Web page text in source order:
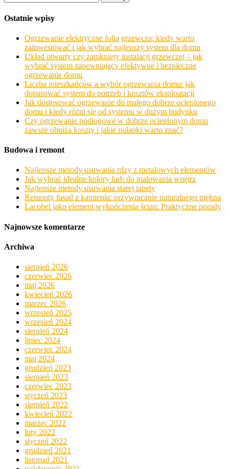
Ostatnie wpisy
Ogrzewanie elektryczne folią grzewczą: kiedy warto
zainwestować i jak wybrać najlepszy system dla domu
Układ otwarty czy zamknięty instalacji grzewczej – jak
wybrać system zapewniający efektywne i bezpieczne
ogrzewanie domu
Liczba mieszkańców a wybór ogrzewania domu: jak
dopasować system do potrzeb i kosztów eksploatacji
Jak dostosować ogrzewanie do małego dobrze ocieplonego
domu i kiedy różni się od systemu w dużym budynku
Czy ogrzewanie podłogowe w dobrze ocieplonym domu
zawsze obniża koszty i jakie pułapki warto znać?
Budowa i remont
Najlepsze metody usuwania rdzy z metalowych elementów
Jak wybrać idealne kolory farb do malowania wnętrz
Najlepsze metody usuwania starej tapety
Remonty fasad z kamienia: przywracanie naturalnego piękna
Lacobel jako element wykończenia ścian: Praktyczne porady
Najnowsze komentarze
Archiwa
sierpień 2026
czerwiec 2026
maj 2026
kwiecień 2026
marzec 2026
wrzesień 2025
wrzesień 2024
sierpień 2024
lipiec 2024
czerwiec 2024
maj 2024
grudzień 2023
sierpień 2023
czerwiec 2023
styczeń 2023
sierpień 2022
kwiecień 2022
marzec 2022
luty 2022
styczeń 2022
grudzień 2021
listopad 2021